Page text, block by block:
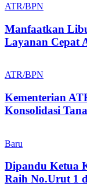
ATR/BPN
Manfaatkan
Layanan Cepat
ATR/BPN
Kementerian
Konsolidasi
Baru
Dipandu Ketua
Raih No.Urut 1